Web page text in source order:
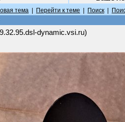
тема Перейти к теме Поиск
dynamic.vsi.ru)